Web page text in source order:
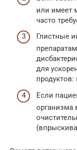
или имеет
часто
Глистные
для
Если
организма